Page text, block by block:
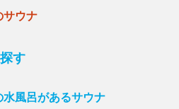
サウナ
す
水風呂があるサウナ